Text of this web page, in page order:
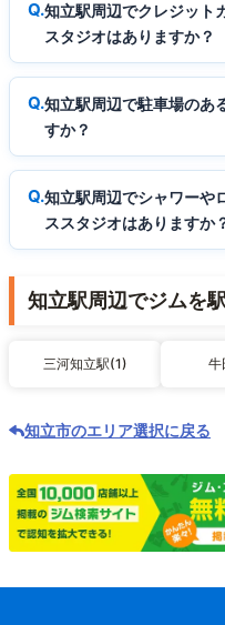
知立駅周辺でクレジット
スタジオはありますか？
知立駅周辺で駐車場のあ
すか？
知立駅周辺でシャワーや
ススタジオはありますか
知立駅周辺でジムを
三河知立駅(1) 牛
知立市のエリア選択に戻る